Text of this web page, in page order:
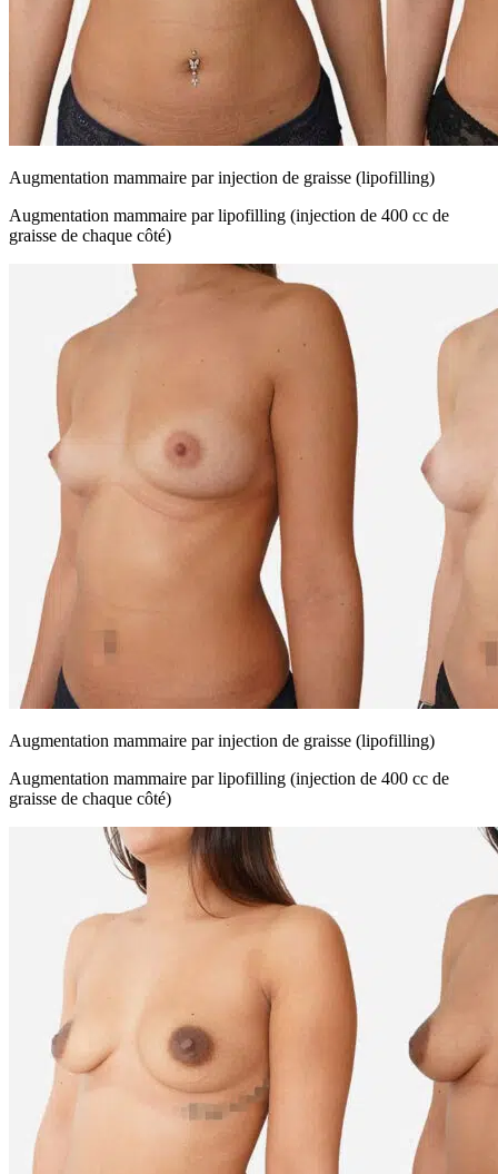
Augmentation mammaire par injection de graisse (lipofilling)
Augmentation mammaire par lipofilling (injection de 400 cc de
graisse de chaque côté)
Augmentation mammaire par injection de graisse (lipofilling)
Augmentation mammaire par lipofilling (injection de 400 cc de
graisse de chaque côté)